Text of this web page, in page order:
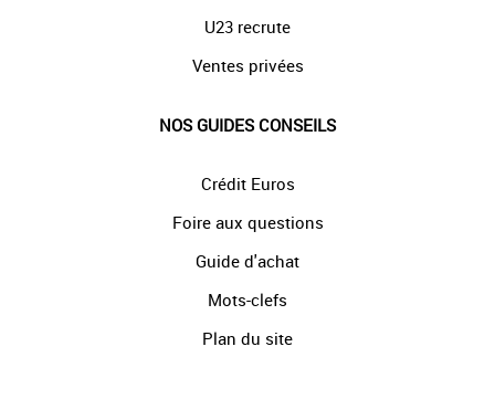
U23 recrute
Ventes privées
NOS GUIDES CONSEILS
Crédit Euros
Foire aux questions
Guide d'achat
Mots-clefs
Plan du site